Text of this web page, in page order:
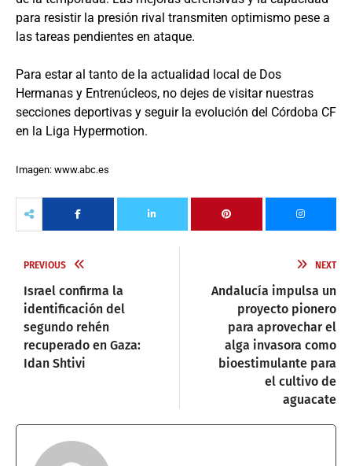
para resistir la presión rival transmiten optimismo pese a
las tareas pendientes en ataque.
Para estar al tanto de la actualidad local de Dos
Hermanas y Entrenúcleos, no dejes de visitar nuestras
secciones deportivas y seguir la evolución del Córdoba CF
en la Liga Hypermotion.
Imagen: www.abc.es
PREVIOUS
Israel confirma la
identificación del
segundo rehén
recuperado en Gaza:
Idan Shtivi
NEXT
Andalucía impulsa un
proyecto pionero
para aprovechar el
alga invasora como
bioestimulante para
el cultivo de
aguacate